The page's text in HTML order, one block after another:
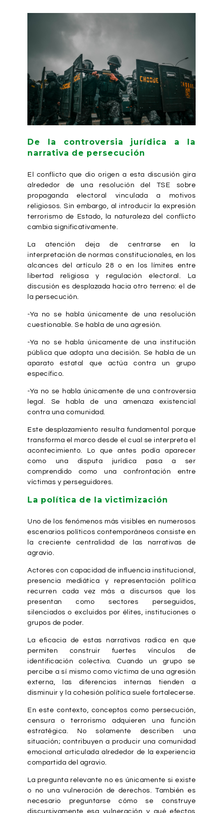
De la controversia jurídica a la
narrativa de persecución
El conflicto que dio origen a esta discusión gira
alrededor de una resolución del TSE sobre
propaganda electoral vinculada a motivos
religiosos. Sin embargo, al introducir la expresión
terrorismo de Estado, la naturaleza del conflicto
cambia significativamente.
La atención deja de centrarse en la
interpretación de normas constitucionales, en los
alcances del artículo 28 o en los límites entre
libertad religiosa y regulación electoral. La
discusión es desplazada hacia otro terreno: el de
la persecución.
-Ya no se habla únicamente de una resolución
cuestionable. Se habla de una agresión.
-Ya no se habla únicamente de una institución
pública que adopta una decisión. Se habla de un
aparato estatal que actúa contra un grupo
específico.
-Ya no se habla únicamente de una controversia
legal. Se habla de una amenaza existencial
contra una comunidad.
Este desplazamiento resulta fundamental porque
transforma el marco desde el cual se interpreta el
acontecimiento. Lo que antes podía aparecer
como una disputa jurídica pasa a ser
comprendido como una confrontación entre
víctimas y perseguidores.
La política de la victimización
Uno de los fenómenos más visibles en numerosos
escenarios políticos contemporáneos consiste en
la creciente centralidad de las narrativas de
agravio.
Actores con capacidad de influencia institucional,
presencia mediática y representación política
recurren cada vez más a discursos que los
presentan como sectores perseguidos,
silenciados o excluidos por élites, instituciones o
grupos de poder.
La eficacia de estas narrativas radica en que
permiten construir fuertes vínculos de
identificación colectiva. Cuando un grupo se
percibe a sí mismo como víctima de una agresión
externa, las diferencias internas tienden a
disminuir y la cohesión política suele fortalecerse.
En este contexto, conceptos como persecución,
censura o terrorismo adquieren una función
estratégica. No solamente describen una
situación; contribuyen a producir una comunidad
emocional articulada alrededor de la experiencia
compartida del agravio.
La pregunta relevante no es únicamente si existe
o no una vulneración de derechos. También es
necesario preguntarse cómo se construye
discursivamente esa vulneración y qué efectos